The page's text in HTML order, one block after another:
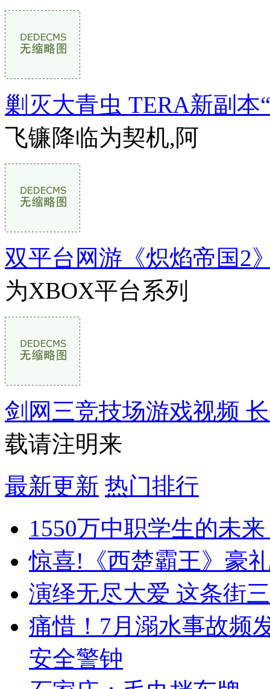
剿灭大青虫 TERA新副本
飞镰降临为契机,阿
双平台网游《炽焰帝国2
为XBOX平台系列
剑网三竞技场游戏视频
载请注明来
最新更新 热门排行
1550万中职学生的未
惊喜!《西楚霸王》豪
演绎无尽大爱 这条街
痛惜！7月溺水事故频
安全警钟